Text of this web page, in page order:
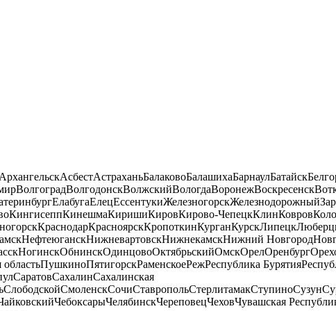
АрхангельскАсбестАстраханьБалаковоБалашихаБарнаулБатайск
ВолгоградВолгодонскВолжскийВологдаВоронежВоскресенск
ЕлабугаЕлецЕссентукиЖелезногорскЖелезнодорожный
КингисеппКинешмаКиришиКировКирово-ЧепецкКлинКовров
КраснодарКрасноярскКропоткинКурганКурскЛипецк
НефтеюганскНижневартовскНижнекамскНижний Новгород
НогинскОбнинскОдинцовоОктябрьскийОмскОрелОренбург
областьПушкиноПятигорскРаменскоеРежРеспублика Бурятия
СаратовСахалинСахалинская
СлободскойСмоленскСочиСтавропольСтерлитамакСтупиноСузун
ЧебоксарыЧелябинскЧереповецЧеховЧувашская